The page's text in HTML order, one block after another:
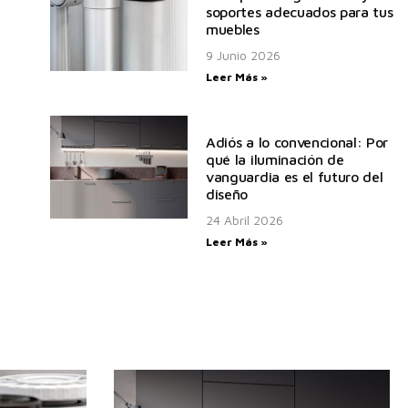
soportes adecuados para tus
muebles
9 Junio 2026
Leer Más »
Adiós a lo convencional: Por
qué la iluminación de
vanguardia es el futuro del
diseño
24 Abril 2026
Leer Más »